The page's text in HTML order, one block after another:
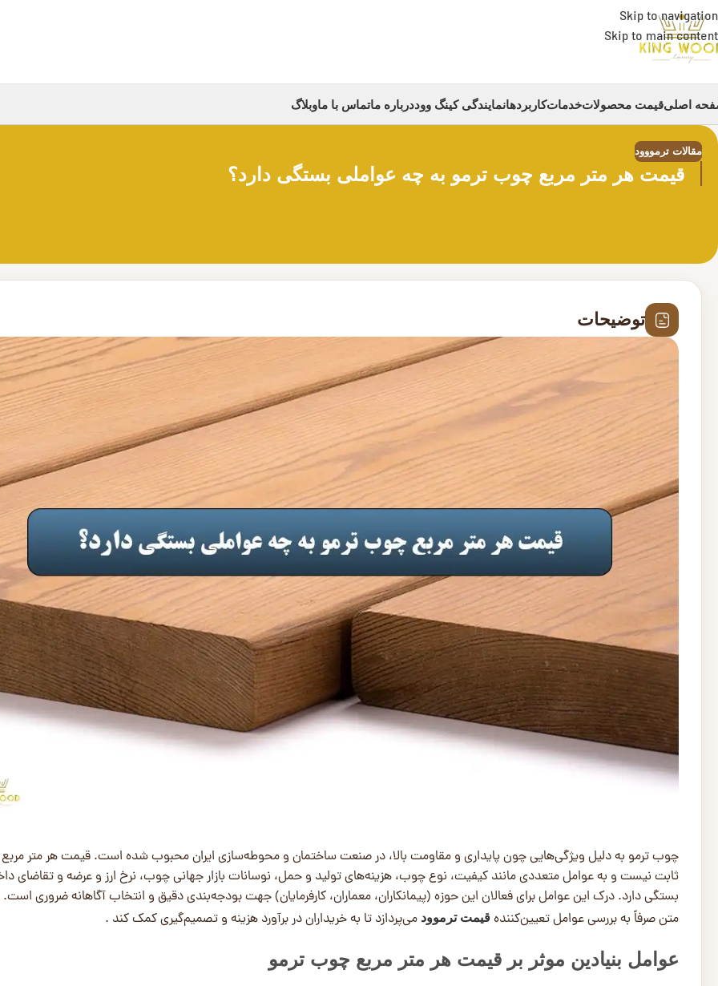
Skip to navigation
Skip to main content
اصلیقیمت محصولاتخدماتکاربردهانمایندگی کینگ ووددرباره ماتماس با ماوبلاگ
مقالات ترمووود
قیمت هر متر مربع چوب ترمو به چه عواملی بستگی دارد؟
توضیحات
چوب ترمو به دلیل ویژگی‌هایی چون پایداری و مقاومت بالا، در صنعت ساختمان و محوطه‌سازی ایران محبوب شده است. قیمت هر متر
ثابت نیست و به عوامل متعددی مانند کیفیت، نوع چوب، هزینه‌های تولید و حمل، نوسانات بازار جهانی چوب، نرخ ارز و عرضه و تقاضای
بستگی دارد. درک این عوامل برای فعالان این حوزه (پیمانکاران، معماران، کارفرمایان) جهت بودجه‌بندی دقیق و انتخاب آگاهانه ضروری است.
متن صرفاً به بررسی عوامل تعیین‌کننده قیمت ترموود می‌پردازد تا به خریداران در برآورد هزینه و تصمیم‌گیری کمک کند .
عوامل بنیادین موثر بر قیمت هر متر مربع چوب ترمو